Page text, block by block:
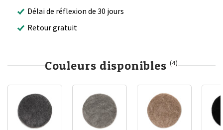
Délai de réflexion de 30 jours
Retour gratuit
Couleurs disponibles (4)